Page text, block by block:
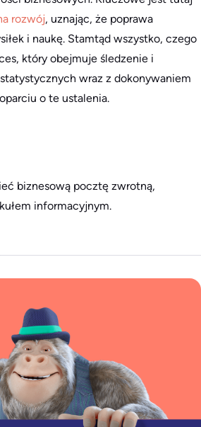
rozwój, uznając, że poprawa
i naukę. Stamtąd wszystko, czego
który obejmuje śledzenie i
wraz z dokonywaniem
o te ustalenia.
biznesową pocztę zwrotną,
informacyjnym.